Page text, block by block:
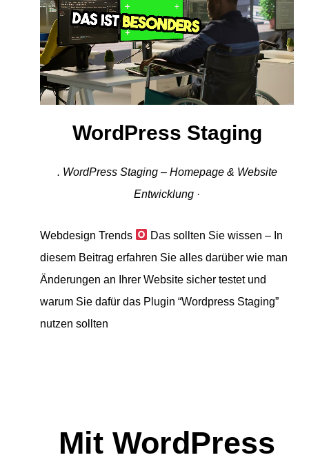
WordPress Staging
. WordPress Staging – Homepage & Website
Entwicklung ·
Webdesign Trends
Das sollten Sie wissen – In
diesem Beitrag erfahren Sie alles darüber wie man
Änderungen an Ihrer Website sicher testet und
warum Sie dafür das Plugin “Wordpress Staging”
nutzen sollten
Mit WordPress